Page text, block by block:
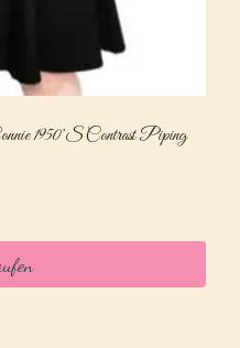
1950’s Contrast Piping